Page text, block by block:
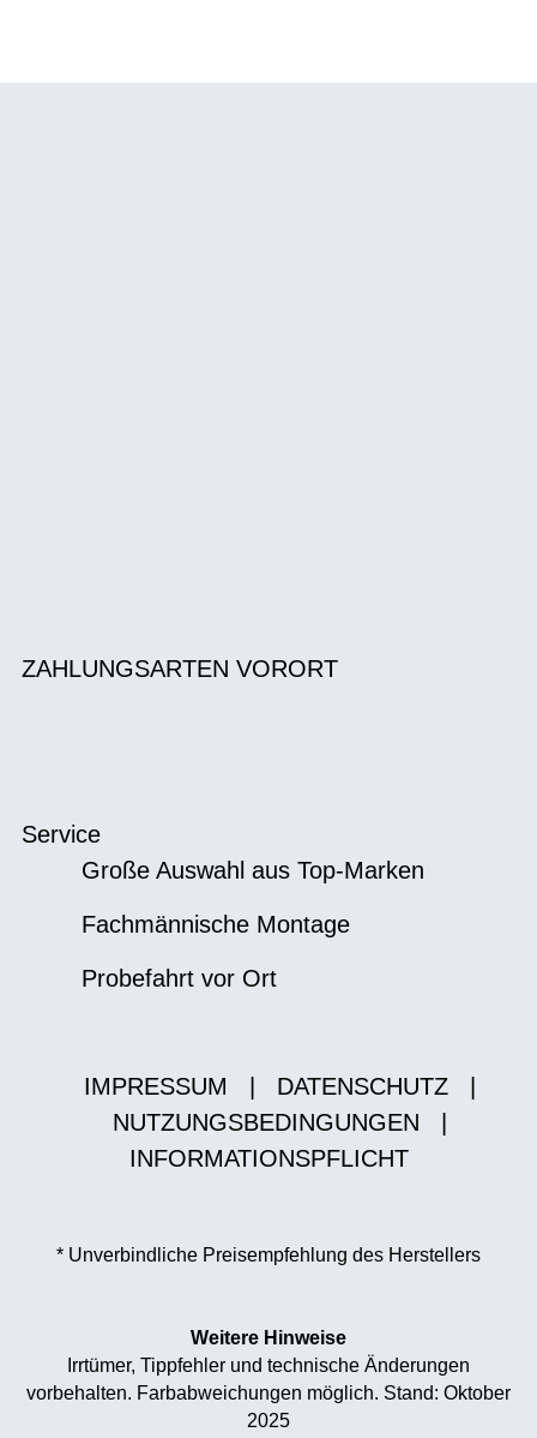
ZAHLUNGSARTEN VORORT
Service
Große Auswahl aus Top-Marken
Fachmännische Montage
Probefahrt vor Ort
IMPRESSUM DATENSCHUTZ
NUTZUNGSBEDINGUNGEN
INFORMATIONSPFLICHT
* Unverbindliche Preisempfehlung des Herstellers
Weitere Hinweise
Irrtümer, Tippfehler und technische Änderungen
vorbehalten. Farbabweichungen möglich. Stand: Oktober
2025